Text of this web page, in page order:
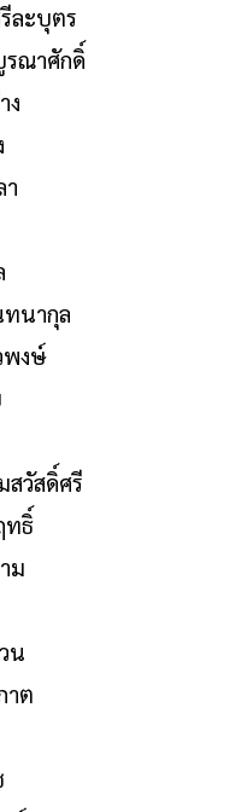
ละบุตร
ณาศักดิ์
ง
นากุล
พงษ์
วัสดิ์ศรี
ทธิ์
ม
น
าต